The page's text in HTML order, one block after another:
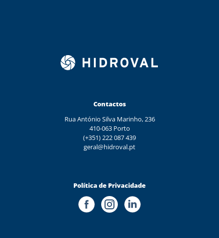
Contactos
Rua António Silva Marinho, 236
410-063 Porto
(+351) 222 087 439
geral@hidroval.pt
Política de Privacidade